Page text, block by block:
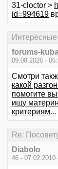
31-cloctor >
id=994619
forums-
09.08.2026 -
Смотри
какой
помогите
ищу
критериям...
Re:
Diabolo
46 - 07.02.2010